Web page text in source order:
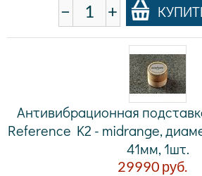
− +
Антивибрационная
Reference K2 - midrange,
41мм, 1шт.
29990 руб.